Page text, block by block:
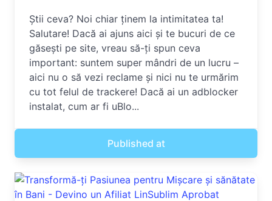
Știi ceva? Noi chiar ținem la intimitatea ta!
Salutare! Dacă ai ajuns aici și te bucuri de ce
găsești pe site, vreau să-ți spun ceva
important: suntem super mândri de un lucru –
aici nu o să vezi reclame și nici nu te urmărim
cu tot felul de trackere! Dacă ai un adblocker
instalat, cum ar fi uBlo...
Published at